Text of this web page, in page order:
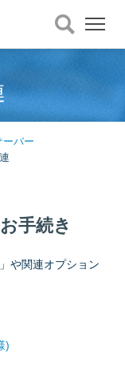
メ
ニ
ュ
く
ーバー
手続き
や関連オプション
)